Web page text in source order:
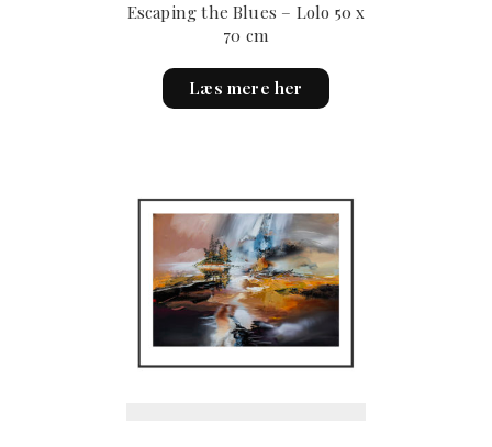
Escaping the Blues – Lolo 50 x
70 cm
Læs mere her